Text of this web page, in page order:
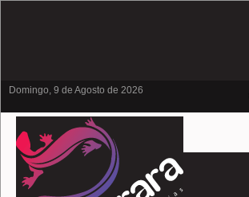
Domingo, 9 de Agosto de 2026